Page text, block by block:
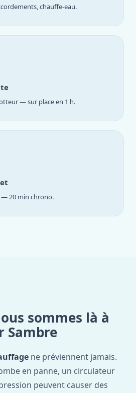
chauffe-eau.
— sur place en 1 h.
— 20 min chrono.
sommes là à
Sambre
ne préviennent jamais.
en panne, un circulateur
peuvent causer des